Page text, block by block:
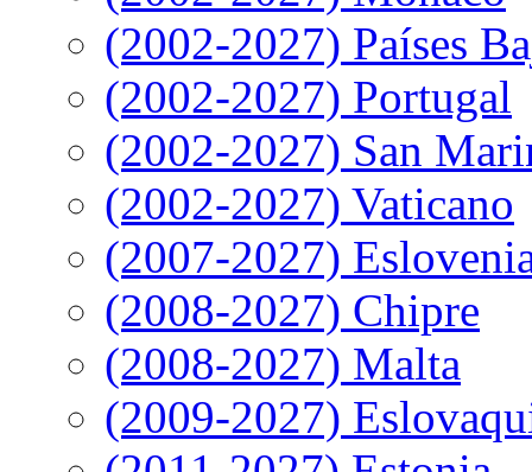
(2002-2027) Países
(2002-2027) Portugal
(2002-2027) San
(2002-2027) Vaticano
(2007-2027)
(2008-2027) Chipre
(2008-2027) Malta
(2009-2027)